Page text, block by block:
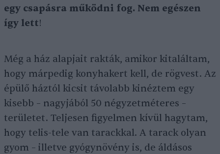
egy csapásra működni fog. Nem egészen
így lett!
Még a ház alapjait rakták, amikor kitaláltam,
hogy márpedig konyhakert kell, de rögvest. Az
épülő háztól kicsit távolabb kinéztem egy
kisebb – nagyjából 50 négyzetméteres –
területet. Teljesen figyelmen kívül hagytam,
hogy telis-tele van tarackkal. A tarack olyan
gyom – illetve gyógynövény is, de áldásos